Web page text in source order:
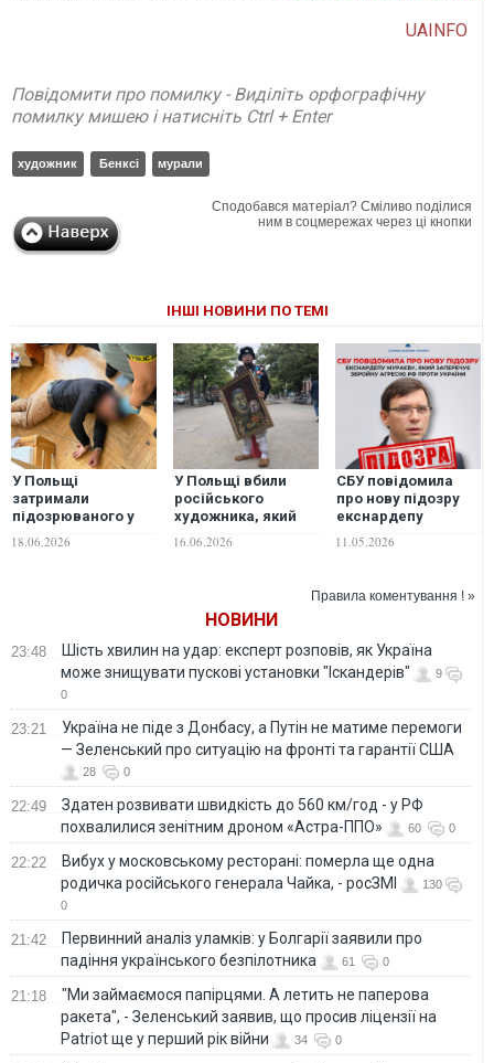
UAINFO
Повідомити про помилку - Виділіть орфографічну
помилку мишею і натисніть Ctrl + Enter
художник Бенксі мурали
Сподобався матеріал? Сміливо поділися
ним в соцмережах через ці кнопки
ІНШІ НОВИНИ ПО ТЕМІ
У Польщі
затримали
підозрюваного у
вбивстві
російського
18.06.2026
У Польщі вбили
російського
художника, який
публікував
карикатури на
16.06.2026
СБУ повідомила
про нову підозру
екснардепу
Мураєву, який
заперечує збройну
11.05.2026
Правила коментування ! »
НОВИНИ
23:48
Шість хвилин на удар: експерт розповів, як Україна
може знищувати пускові установки "Іскандерів"
9
0
23:21
Україна не піде з Донбасу, а Путін не матиме перемоги
— Зеленський про ситуацію на фронті та гарантії США
28 0
22:49
Здатен розвивати швидкість до 560 км/год - у РФ
похвалилися зенітним дроном «Астра-ППО»
60 0
22:22
Вибух у московському ресторані: померла ще одна
родичка російського генерала Чайка, - росЗМІ
130
0
21:42
Первинний аналіз уламків: у Болгарії заявили про
падіння українського безпілотника
61 0
21:18
"Ми займаємося папірцями. А летить не паперова
ракета", - Зеленський заявив, що просив ліцензії на
Patriot ще у перший рік війни
34 0